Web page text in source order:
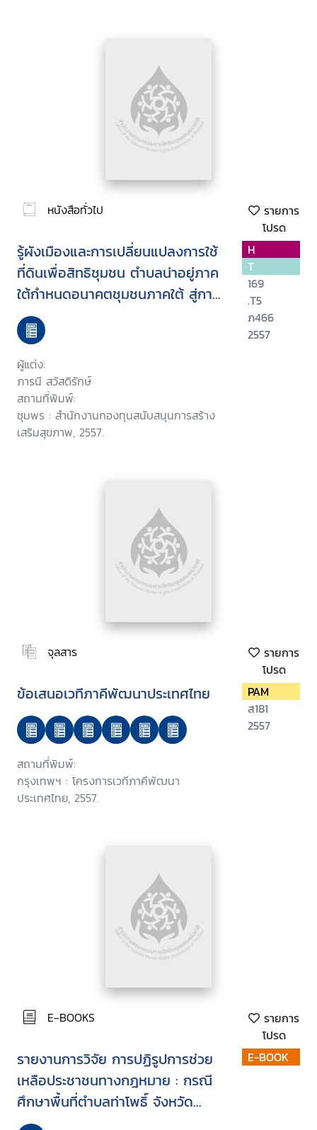
หนังสือทั่วไป
รายการ
โปรด
รู้ผังเมืองและการเปลี่ยนแปลงการใช้
ที่ดินเพื่อสิทธิชุมชน ตำบลน่าอยู่ภาค
ใต้กำหนดอนาคตชุมชนภาคใต้ สู่การ
ปฏิรูปประเทศไทย
ผู้แต่ง:
ภารนี สวัสดิรักษ์
สถานที่พิมพ์:
ชุมพร : สำนักงานกองทุนสนับสนุนการสร้าง
เสริมสุขภาพ, 2557.
H
T
169
.T5
ภ466
2557
จุลสาร
รายการ
โปรด
ข้อเสนอเวทีภาคีพัฒนาประเทศไทย
สถานที่พิมพ์:
กรุงเทพฯ : โครงการเวทีภาคีพัฒนา
ประเทศไทย, 2557.
PAM
ส181
2557
E-BOOKS
รายการ
โปรด
รายงานการวิจัย การปฏิรูปการช่วย
เหลือประชาชนทางกฎหมาย : กรณี
ศึกษาพื้นที่ตำบลท่าโพธิ์ จังหวัด
พิษณุโลก และตำบลเข็กน้อย จังหวัด
E-BOOK